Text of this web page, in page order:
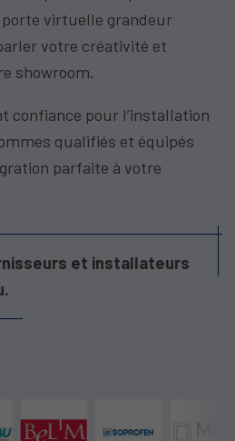
virtuelle grandeur
votre créativité et
showroom.
confiance pour l’installation
qualifiés et équipés
parfaite à votre
et installateurs